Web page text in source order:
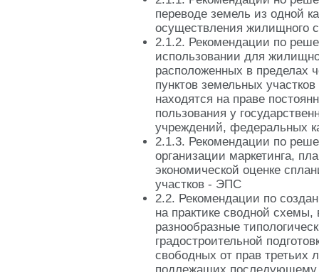
переводе земель из одной
осуществления жилищного
2.1.2. Рекомендации по
использовании для
расположенных в пределах
пунктов земельных
находятся на праве
пользования у
учреждений, федеральных
2.1.3. Рекомендации по
организации маркетинга,
экономической оценке
участков - ЭПС
2.2. Рекомендации по
на практике сводной
разнообразные
градостроительной
свободных от прав третьих